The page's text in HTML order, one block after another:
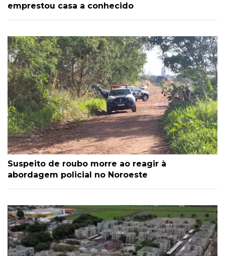
emprestou casa a conhecido
Suspeito de roubo morre ao reagir à
abordagem policial no Noroeste